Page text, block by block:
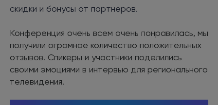
скидки и бонусы от партнеров.
Конференция очень всем очень понравилась, мы
получили огромное количество положительных
отзывов. Спикеры и участники поделились
своими эмоциями в интервью для регионального
телевидения.